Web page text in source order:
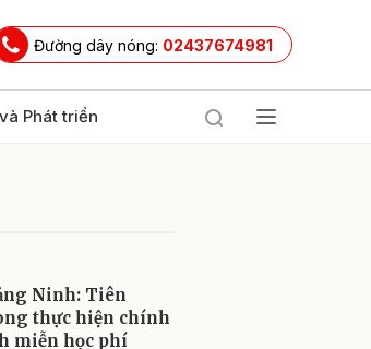
Đường dây nóng: 02437674981
Phát triển
Ninh: Tiên
thực hiện chính
miễn học phí